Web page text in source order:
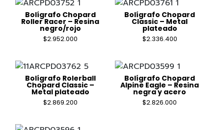
Bolígrafo Chopard
Roller Racer – Resina
negro/rojo
$2.952.000
Bolígrafo Chopard
Classic – Metal
plateado
$2.336.400
Bolígrafo Rolerball
Chopard Classic –
Metal plateado
$2.869.200
Bolígrafo Chopard
Alpine Eagle – Resina
negra y acero
$2.826.000